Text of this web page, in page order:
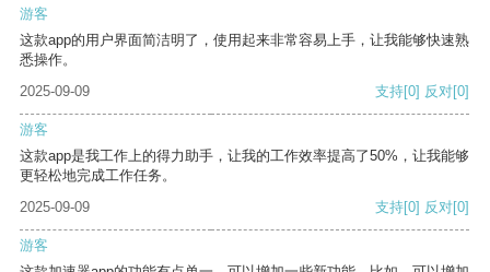
游客
这款app的用户界面简洁明了，使用起来非常容易上手，让我能够快速熟
悉操作。
2025-09-09
支持[0] 反对[0]
游客
这款app是我工作上的得力助手，让我的工作效率提高了50%，让我能够
更轻松地完成工作任务。
2025-09-09
支持[0] 反对[0]
游客